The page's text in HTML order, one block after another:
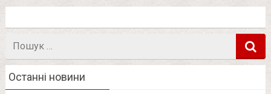
Пошук
Останні новини